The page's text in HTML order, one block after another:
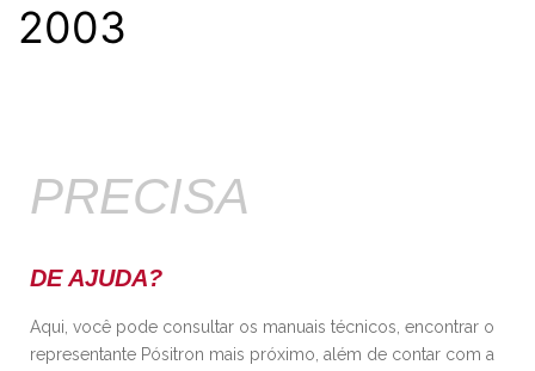
2003
PRECISA
DE AJUDA?
Aqui, você pode consultar os manuais técnicos, encontrar o
representante Pósitron mais próximo, além de contar com a